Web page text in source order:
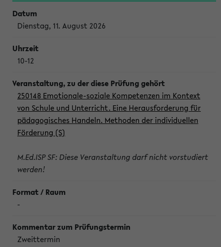
Dienstag, 11. August 2026
10-12
250148 Emotionale-soziale Kompetenzen im Kontext
von Schule und Unterricht. Eine Herausforderung für
pädagogisches Handeln. Methoden der individuellen
Förderung (S)
M.Ed.ISP SF: Diese Veranstaltung darf nicht vorstudiert
werden!
-
Zweittermin